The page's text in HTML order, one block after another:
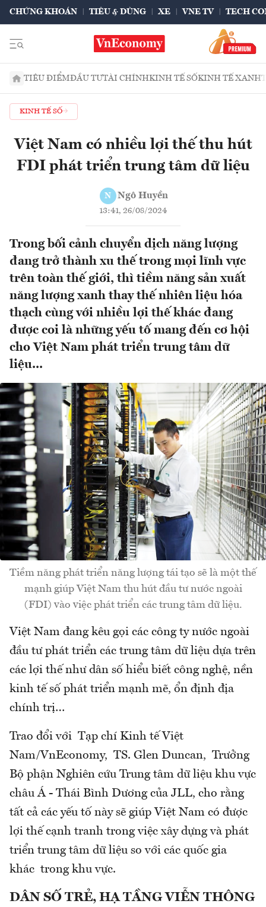
CHỨNG KHOÁN TIÊU & DÙNG XE VNE TV TECH
TIÊU ĐIỂMĐẦU TƯTÀI CHÍNHKINH TẾ SỐKINH TẾ XANH
KINH TẾ SỐ
Việt Nam có nhiều lợi thế thu hút
FDI phát triển trung tâm dữ liệu
N Ngô Huyền
13:41, 26/08/2024
Trong bối cảnh chuyển dịch năng lượng
đang trở thành xu thế trong mọi lĩnh vực
trên toàn thế giới, thì tiềm năng sản xuất
năng lượng xanh thay thế nhiên liệu hóa
thạch cùng với nhiều lợi thế khác đang
được coi là những yếu tố mang đến cơ hội
cho Việt Nam phát triển trung tâm dữ
liệu...
Tiềm năng phát triển năng lượng tái tạo sẽ là một thế
mạnh giúp Việt Nam thu hút đầu tư nước ngoài
(FDI) vào việc phát triển các trung tâm dữ liệu.
Việt Nam đang kêu gọi các công ty nước ngoài
đầu tư phát triển các trung tâm dữ liệu dựa trên
các lợi thế như dân số hiểu biết công nghệ, nền
kinh tế số phát triển mạnh mẽ, ổn định địa
chính trị…
Trao đổi với Tạp chí Kinh tế Việt
Nam/VnEconomy, TS. Glen Duncan, Trưởng
Bộ phận Nghiên cứu Trung tâm dữ liệu khu vực
châu Á - Thái Bình Dương của JLL, cho rằng
tất cả các yếu tố này sẽ giúp Việt Nam có được
lợi thế cạnh tranh trong việc xây dựng và phát
triển trung tâm dữ liệu so với các quốc gia
khác trong khu vực.
DÂN SỐ TRẺ, HẠ TẦNG VIỄN THÔNG